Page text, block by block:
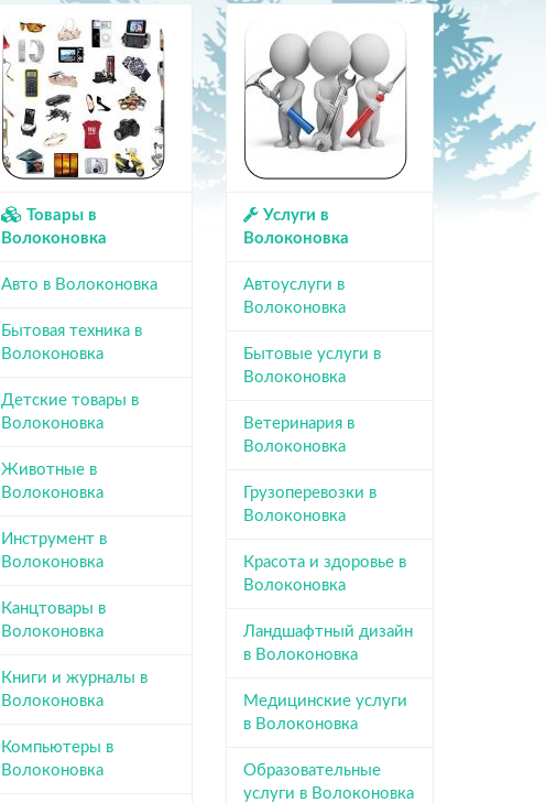
Товары в
Волоконовка
Авто в Волоконовка
Бытовая техника в
Волоконовка
Детские товары в
Волоконовка
Животные в
Волоконовка
Инструмент в
Волоконовка
Канцтовары в
Волоконовка
Книги и журналы в
Волоконовка
Компьютеры в
Волоконовка
Услуги в
Волоконовка
Автоуслуги в
Волоконовка
Бытовые услуги в
Волоконовка
Ветеринария в
Волоконовка
Грузоперевозки в
Волоконовка
Красота и здоровье в
Волоконовка
Ландшафтный дизайн
в Волоконовка
Медицинские услуги
в Волоконовка
Образовательные
услуги в Волоконовка